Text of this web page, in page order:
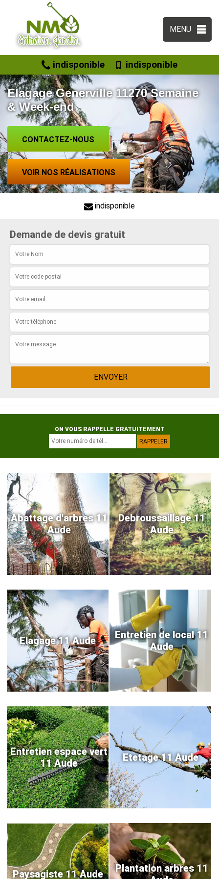
MENU
indisponible indisponible
Elagage Generville 11270 Semaine
& Week-end
CONTACTEZ-NOUS
VOIR NOS RÉALISATIONS
indisponible
Demande de devis gratuit
ON VOUS RAPPELLE GRATUITEMENT
Abattage d'arbres 11
Aude
Debroussaillage 11
Aude
Elagage 11 Aude
Entretien de local 11
Aude
Entretien espace vert
11 Aude
Etetage 11 Aude
Paysagiste 11 Aude
Plantation arbres 11